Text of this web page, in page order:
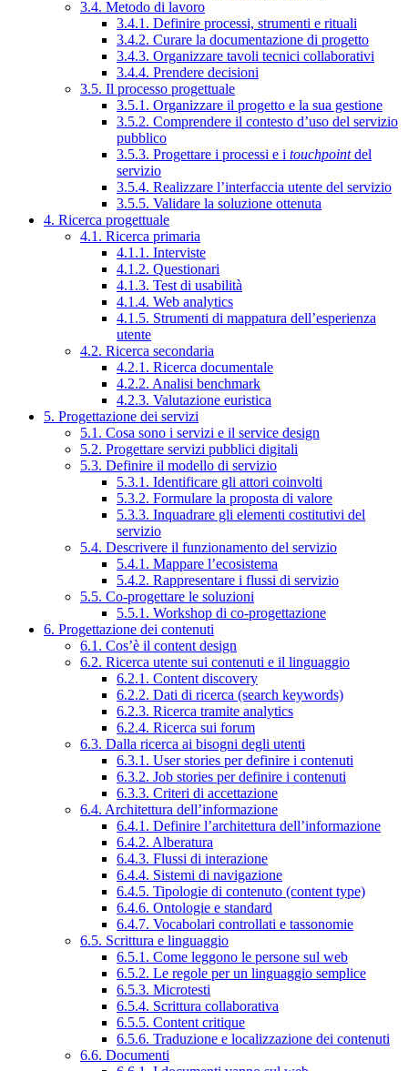
3.4. Metodo di lavoro
3.4.1. Definire processi, strumenti e rituali
3.4.2. Curare la documentazione di progetto
3.4.3. Organizzare tavoli tecnici collaborativi
3.4.4. Prendere decisioni
3.5. Il processo progettuale
3.5.1. Organizzare il progetto e la sua gestione
3.5.2. Comprendere il contesto d’uso del servizio
pubblico
3.5.3. Progettare i processi e i touchpointdel
servizio
3.5.4. Realizzare l’interfaccia utente del servizio
3.5.5. Validare la soluzione ottenuta
4. Ricerca progettuale
4.1. Ricerca primaria
4.1.1. Interviste
4.1.2. Questionari
4.1.3. Test di usabilità
4.1.4. Web analytics
4.1.5. Strumenti di mappatura dell’esperienza
utente
4.2. Ricerca secondaria
4.2.1. Ricerca documentale
4.2.2. Analisi benchmark
4.2.3. Valutazione euristica
5. Progettazione dei servizi
5.1. Cosa sono i servizi e il service design
5.2. Progettare servizi pubblici digitali
5.3. Definire il modello di servizio
5.3.1. Identificare gli attori coinvolti
5.3.2. Formulare la proposta di valore
5.3.3. Inquadrare gli elementi costitutivi del
servizio
5.4. Descrivere il funzionamento del servizio
5.4.1. Mappare l’ecosistema
5.4.2. Rappresentare i flussi di servizio
5.5. Co-progettare le soluzioni
5.5.1. Workshop di co-progettazione
6. Progettazione dei contenuti
6.1. Cos’è il content design
6.2. Ricerca utente sui contenuti e il linguaggio
6.2.1. Content discovery
6.2.2. Dati di ricerca (search keywords)
6.2.3. Ricerca tramite analytics
6.2.4. Ricerca sui forum
6.3. Dalla ricerca ai bisogni degli utenti
6.3.1. User stories per definire i contenuti
6.3.2. Job stories per definire i contenuti
6.3.3. Criteri di accettazione
6.4. Architettura dell’informazione
6.4.1. Definire l’architettura dell’informazione
6.4.2. Alberatura
6.4.3. Flussi di interazione
6.4.4. Sistemi di navigazione
6.4.5. Tipologie di contenuto (content type)
6.4.6. Ontologie e standard
6.4.7. Vocabolari controllati e tassonomie
6.5. Scrittura e linguaggio
6.5.1. Come leggono le persone sul web
6.5.2. Le regole per un linguaggio semplice
6.5.3. Microtesti
6.5.4. Scrittura collaborativa
6.5.5. Content critique
6.5.6. Traduzione e localizzazione dei contenuti
6.6. Documenti